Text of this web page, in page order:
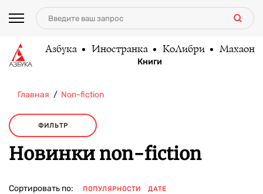
Азбука Иностранка КоЛибри Махаон
Книги
Главная Non-fiction
ФИЛЬТР
Новинки non-fiction
Сортировать по: ПОПУЛЯРНОСТИ ДАТЕ